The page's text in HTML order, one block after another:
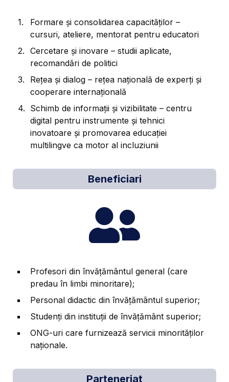
Formare și consolidarea capacităților –
cursuri, ateliere, mentorat pentru educatori
Cercetare și inovare – studii aplicate,
recomandări de politici
Rețea și dialog – rețea națională de experți și
cooperare internațională
Schimb de informații și vizibilitate – centru
digital pentru instrumente și tehnici
inovatoare și promovarea educației
multilingve ca motor al incluziunii
Beneficiari
Profesori din învățământul general (care
predau în limbi minoritare);
Personal didactic din învățământul superior;
Studenți din instituții de învățământ superior;
ONG-uri care furnizează servicii minorităților
naționale.
Parteneriat